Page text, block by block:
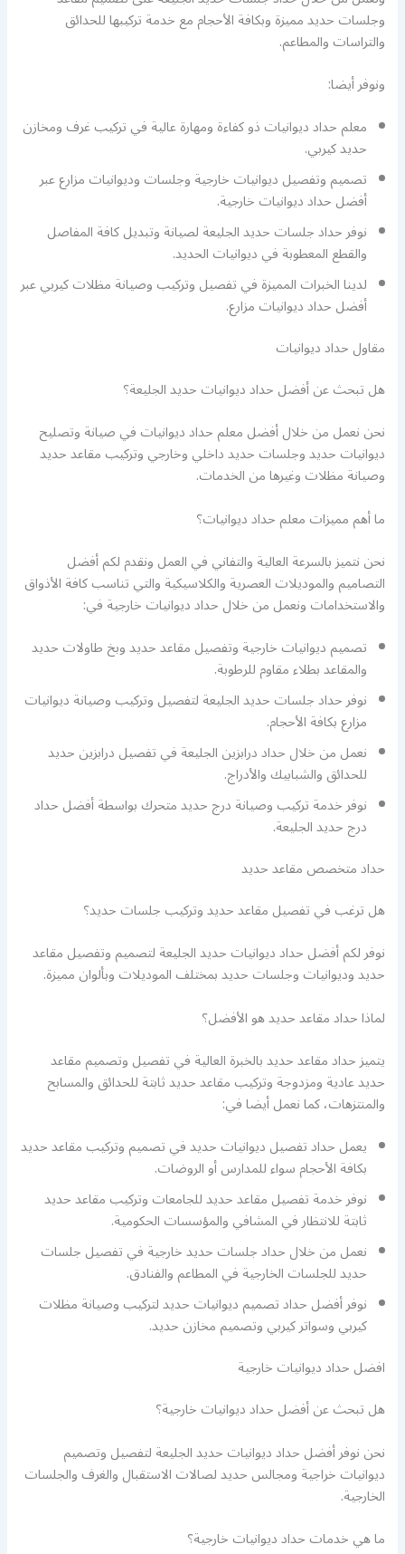
وجلسات حديد مميزة وبكافة الأحجام مع خدمة تركيبها للحدائق
والتراسات والمطاعم.
ونوفر أيضا:
معلم حداد ديوانيات ذو كفاءة ومهارة عالية في تركيب غرف ومخازن
حديد كيربي.
تصميم وتفصيل ديوانيات خارجية وجلسات وديوانيات مزارع عبر
أفضل حداد ديوانيات خارجية.
نوفر حداد جلسات حديد الجليعة لصيانة وتبديل كافة المفاصل
والقطع المعطوبة في ديوانيات الحديد.
لدينا الخبرات المميزة في تفصيل وتركيب وصيانة مظلات كيربي عبر
أفضل حداد ديوانيات مزارع.
مقاول حداد ديوانيات
هل تبحث عن أفضل حداد ديوانيات حديد الجليعة؟
نحن نعمل من خلال أفضل معلم حداد ديوانيات في صيانة وتصليح
ديوانيات حديد وجلسات حديد داخلي وخارجي وتركيب مقاعد حديد
وصيانة مظلات وغيرها من الخدمات.
ما أهم مميزات معلم حداد ديوانيات؟
نحن نتميز بالسرعة العالية والتفاني في العمل ونقدم لكم أفضل
التصاميم والموديلات العصرية والكلاسيكية والتي تناسب كافة الأذواق
والاستخدامات ونعمل من خلال حداد ديوانيات خارجية في:
تصميم ديوانيات خارجية وتفصيل مقاعد حديد وبخ طاولات حديد
والمقاعد بطلاء مقاوم للرطوبة.
نوفر حداد جلسات حديد الجليعة لتفصيل وتركيب وصيانة ديوانيات
مزارع بكافة الأحجام.
نعمل من خلال حداد درابزين الجليعة في تفصيل درابزين حديد
للحدائق والشبابيك والأدراج.
نوفر خدمة تركيب وصيانة درج حديد متحرك بواسطة أفضل حداد
درج حديد الجليعة.
حداد متخصص مقاعد حديد
هل ترغب في تفصيل مقاعد حديد وتركيب جلسات حديد؟
نوفر لكم أفضل حداد ديوانيات حديد الجليعة لتصميم وتفصيل مقاعد
حديد وديوانيات وجلسات حديد بمختلف الموديلات وبألوان مميزة.
لماذا حداد مقاعد حديد هو الأفضل؟
يتميز حداد مقاعد حديد بالخبرة العالية في تفصيل وتصميم مقاعد
حديد عادية ومزدوجة وتركيب مقاعد حديد ثابتة للحدائق والمسابح
والمنتزهات، كما نعمل أيضا في:
يعمل حداد تفصيل ديوانيات حديد في تصميم وتركيب مقاعد حديد
بكافة الأحجام سواء للمدارس أو الروضات.
نوفر خدمة تفصيل مقاعد حديد للجامعات وتركيب مقاعد حديد
ثابتة للانتظار في المشافي والمؤسسات الحكومية.
نعمل من خلال حداد جلسات حديد خارجية في تفصيل جلسات
حديد للجلسات الخارجية في المطاعم والفنادق.
نوفر أفضل حداد تصميم ديوانيات حديد لتركيب وصيانة مظلات
كيربي وسواتر كيربي وتصميم مخازن حديد.
افضل حداد ديوانيات خارجية
هل تبحث عن أفضل حداد ديوانيات خارجية؟
نحن نوفر أفضل حداد ديوانيات حديد الجليعة لتفصيل وتصميم
ديوانيات خراجية ومجالس حديد لصالات الاستقبال والغرف والجلسات
الخارجية.
ما هي خدمات حداد ديوانيات خارجية؟